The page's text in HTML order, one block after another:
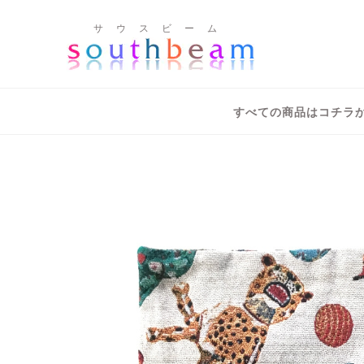
サ ウ ス ビ ー ム
すべての商品はコチラ